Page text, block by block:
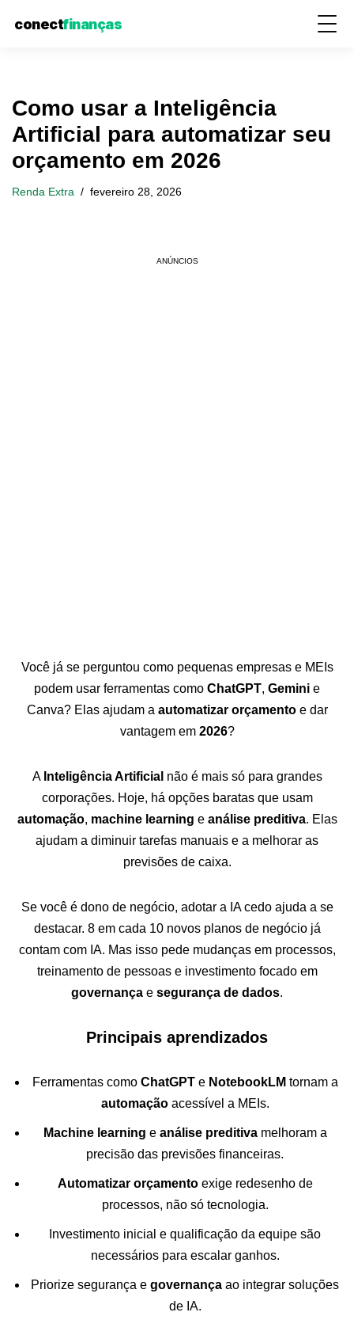
conectfinanças
para
o
conteúdo
Como usar a Inteligência
Artificial para automatizar seu
orçamento em 2026
Renda Extra fevereiro 28, 2026
ANÚNCIOS
Você já se perguntou como pequenas empresas e MEIs
podem usar ferramentas como ChatGPT, Gemini e
Canva? Elas ajudam a automatizar orçamentoe dar
vantagem em 2026?
A Inteligência Artificial não é mais só para grandes
corporações. Hoje, há opções baratas que usam
automação, machine learning e análise preditiva. Elas
ajudam a diminuir tarefas manuais e a melhorar as
previsões de caixa.
Se você é dono de negócio, adotar a IA cedo ajuda a se
destacar. 8 em cada 10 novos planos de negócio já
contam com IA. Mas isso pede mudanças em processos,
treinamento de pessoas e investimento focado em
governança e segurança de dados.
Principais aprendizados
Ferramentas como ChatGPTe NotebookLM tornam a
automaçãoacessível a MEIs.
Machine learning e análise preditivamelhoram a
precisão das previsões financeiras.
Automatizar orçamentoexige redesenho de
processos, não só tecnologia.
Investimento inicial e qualificação da equipe são
necessários para escalar ganhos.
Priorize segurança e governança ao integrar soluções
de IA.